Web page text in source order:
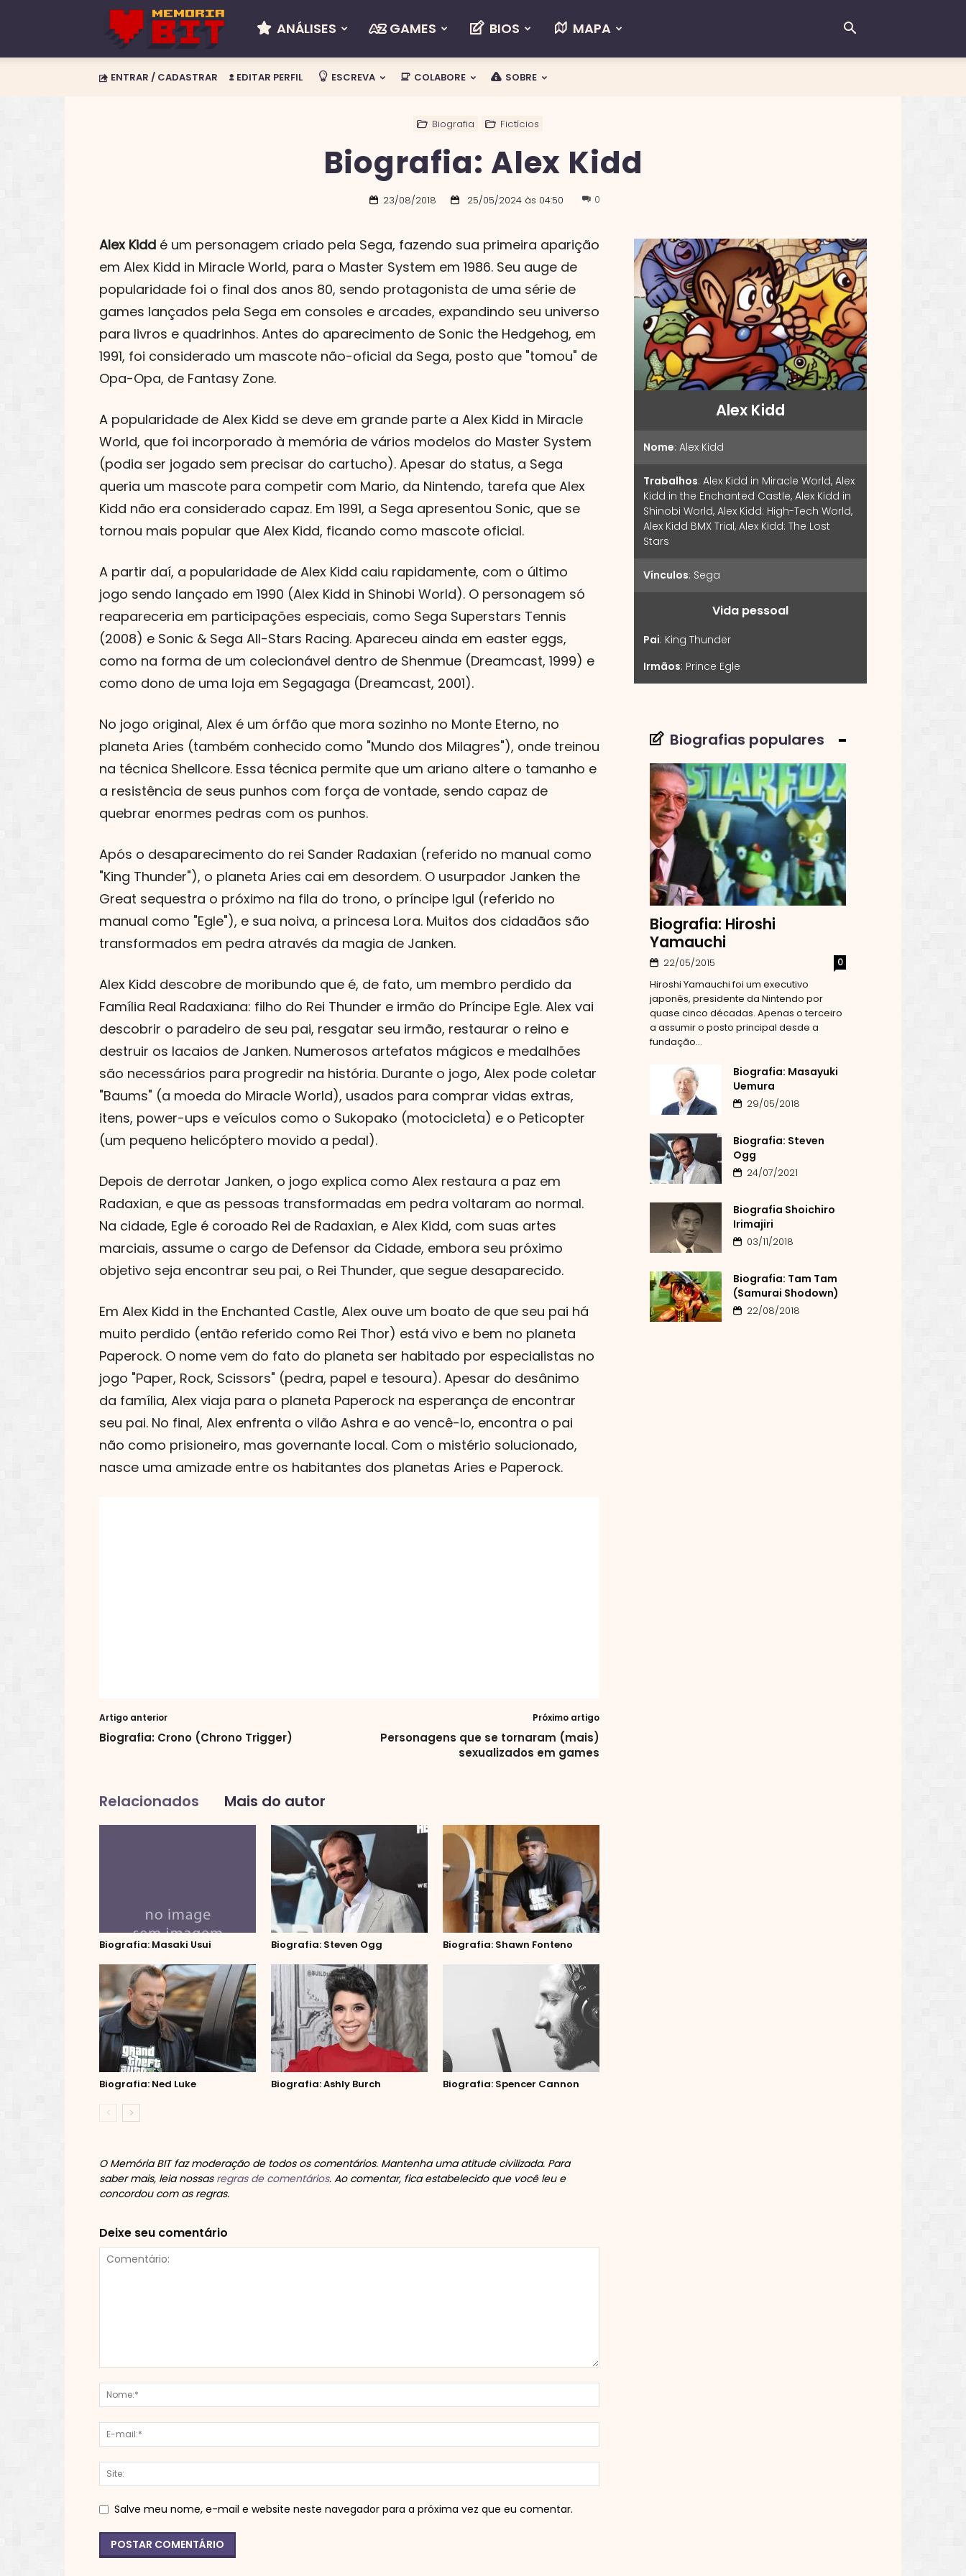
Memória
BIT
ANÁLISES GAMES BIOS MAPA
ENTRAR / CADASTRAR EDITAR PERFIL ESCREVA COLABORE SOBRE
Biografia Fictícios
Biografia: Alex Kidd
23/08/2018 25/05/2024 às 04:50 0
Alex Kidd é um personagem criado pela Sega, fazendo sua primeira aparição
em Alex Kidd in Miracle World, para o Master System em 1986. Seu auge de
popularidade foi o final dos anos 80, sendo protagonista de uma série de
games lançados pela Sega em consoles e arcades, expandindo seu universo
para livros e quadrinhos. Antes do aparecimento de Sonic the Hedgehog, em
1991, foi considerado um mascote não-oficial da Sega, posto que "tomou" de
Opa-Opa, de Fantasy Zone.
A popularidade de Alex Kidd se deve em grande parte a Alex Kidd in Miracle
World, que foi incorporado à memória de vários modelos do Master System
(podia ser jogado sem precisar do cartucho). Apesar do status, a Sega
queria um mascote para competir com Mario, da Nintendo, tarefa que Alex
Kidd não era considerado capaz. Em 1991, a Sega apresentou Sonic, que se
tornou mais popular que Alex Kidd, ficando como mascote oficial.
A partir daí, a popularidade de Alex Kidd caiu rapidamente, com o último
jogo sendo lançado em 1990 (Alex Kidd in Shinobi World). O personagem só
reapareceria em participações especiais, como Sega Superstars Tennis
(2008) e Sonic & Sega All-Stars Racing. Apareceu ainda em easter eggs,
como na forma de um colecionável dentro de Shenmue (Dreamcast, 1999) e
como dono de uma loja em Segagaga (Dreamcast, 2001).
No jogo original, Alex é um órfão que mora sozinho no Monte Eterno, no
planeta Aries (também conhecido como "Mundo dos Milagres"), onde treinou
na técnica Shellcore. Essa técnica permite que um ariano altere o tamanho e
a resistência de seus punhos com força de vontade, sendo capaz de
quebrar enormes pedras com os punhos.
Após o desaparecimento do rei Sander Radaxian (referido no manual como
"King Thunder"), o planeta Aries cai em desordem. O usurpador Janken the
Great sequestra o próximo na fila do trono, o príncipe Igul (referido no
manual como "Egle"), e sua noiva, a princesa Lora. Muitos dos cidadãos são
transformados em pedra através da magia de Janken.
Alex Kidd descobre de moribundo que é, de fato, um membro perdido da
Família Real Radaxiana: filho do Rei Thunder e irmão do Príncipe Egle. Alex vai
descobrir o paradeiro de seu pai, resgatar seu irmão, restaurar o reino e
destruir os lacaios de Janken. Numerosos artefatos mágicos e medalhões
são necessários para progredir na história. Durante o jogo, Alex pode coletar
"Baums" (a moeda do Miracle World), usados para comprar vidas extras,
itens, power-ups e veículos como o Sukopako (motocicleta) e o Peticopter
(um pequeno helicóptero movido a pedal).
Depois de derrotar Janken, o jogo explica como Alex restaura a paz em
Radaxian, e que as pessoas transformadas em pedra voltaram ao normal.
Na cidade, Egle é coroado Rei de Radaxian, e Alex Kidd, com suas artes
marciais, assume o cargo de Defensor da Cidade, embora seu próximo
objetivo seja encontrar seu pai, o Rei Thunder, que segue desaparecido.
Em Alex Kidd in the Enchanted Castle, Alex ouve um boato de que seu pai há
muito perdido (então referido como Rei Thor) está vivo e bem no planeta
Paperock. O nome vem do fato do planeta ser habitado por especialistas no
jogo "Paper, Rock, Scissors" (pedra, papel e tesoura). Apesar do desânimo
da família, Alex viaja para o planeta Paperock na esperança de encontrar
seu pai. No final, Alex enfrenta o vilão Ashra e ao vencê-lo, encontra o pai
não como prisioneiro, mas governante local. Com o mistério solucionado,
nasce uma amizade entre os habitantes dos planetas Aries e Paperock.
Artigo anterior
Biografia: Crono (Chrono Trigger)
Próximo artigo
Personagens que se tornaram (mais)
sexualizados em games
Relacionados Mais do autor
Biografia: Masaki Usui Biografia: Steven Ogg Biografia: Shawn Fonteno
Biografia: Ned Luke Biografia: Ashly Burch Biografia: Spencer Cannon
O Memória BIT faz moderação de todos os comentários. Mantenha uma atitude civilizada. Para
saber mais, leia nossas regras de comentários. Ao comentar, fica estabelecido que você leu e
concordou com as regras.
Deixe seu comentário
Salve meu nome, e-mail e website neste navegador para a próxima vez que eu comentar.
Alex Kidd
Nome: Alex Kidd
Trabalhos: Alex Kidd in Miracle World, Alex
Kidd in the Enchanted Castle, Alex Kidd in
Shinobi World, Alex Kidd: High-Tech World,
Alex Kidd BMX Trial, Alex Kidd: The Lost
Stars
Vínculos: Sega
Vida pessoal
Pai: King Thunder
Irmãos: Prince Egle
Biografias populares
Biografia: Hiroshi
Yamauchi
22/05/2015
0
Hiroshi Yamauchi foi um executivo
japonês, presidente da Nintendo por
quase cinco décadas. Apenas o terceiro
a assumir o posto principal desde a
fundação...
Biografia: Masayuki
Uemura
29/05/2018
Biografia: Steven
Ogg
24/07/2021
Biografia Shoichiro
Irimajiri
03/11/2018
Biografia: Tam Tam
(Samurai Shodown)
22/08/2018